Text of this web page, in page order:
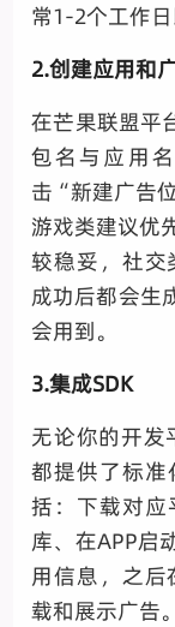
常1-2个工作日
2.创建应用和
在芒果联盟平
包名与应用
击“新建广告
游戏类建议优
较稳妥，社交
成功后都会生
会用到。
3.集成SDK
无论你的开发
都提供了标准
括：下载对应
库、在APP启
用信息，之
载和展示广告。